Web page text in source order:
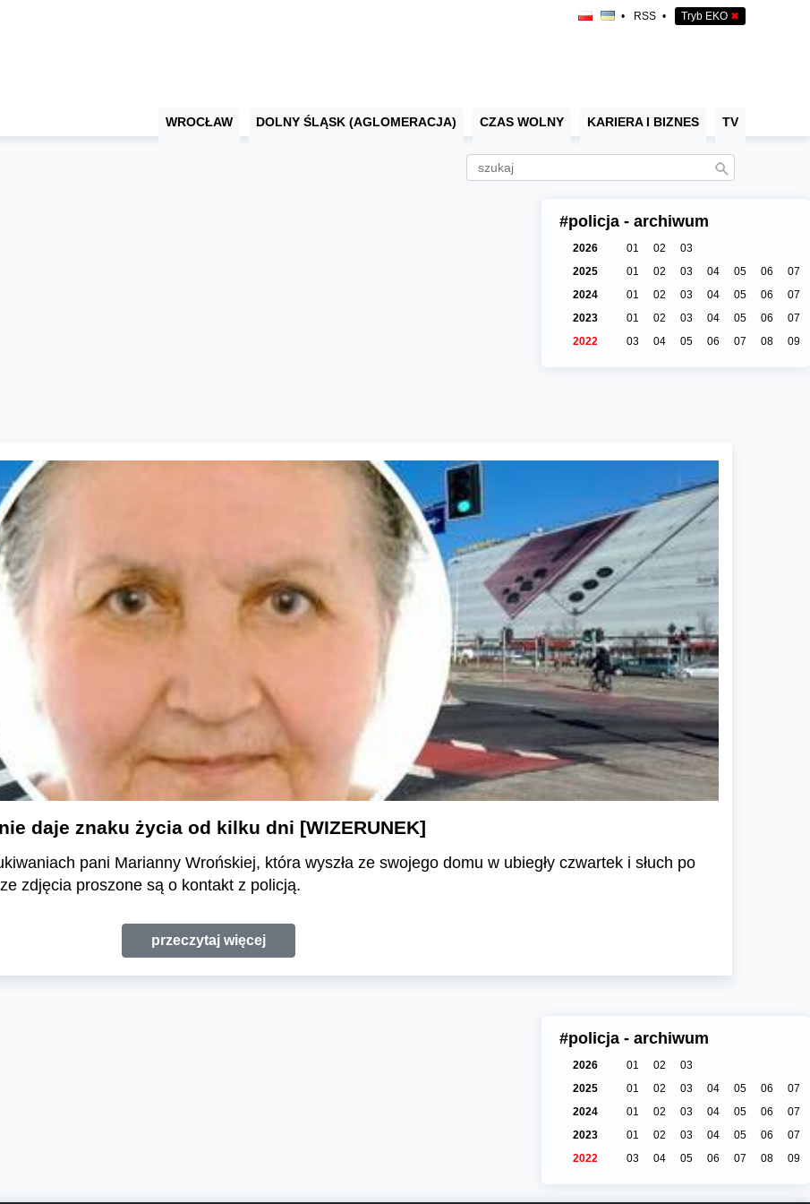
• RSS • Tryb EKO ✖
WROCŁAW DOLNY ŚLĄSK (AGLOMERACJA) CZAS WOLNY KARIERA I BIZNES TV
#policja - archiwum
2026 01 02
03
2025
01 02 03 04 05 06
07
2024
01 02 03 04 05 06
07
2023
01 02 03 04 05 06
07
2022
03 04 05 06 07 08 09
daje znaku życia od kilku dni [WIZERUNEK]
pani Marianny Wrońskiej, która wyszła ze swojego domu w ubiegły czwartek i słuch po
zdjęcia proszone są o kontakt z policją.
przeczytaj więcej
#policja - archiwum
2026 01 02
03
2025
01 02 03 04 05 06
07
2024
01 02 03 04 05 06
07
2023
01 02 03 04 05 06
07
2022
03 04 05 06 07 08 09